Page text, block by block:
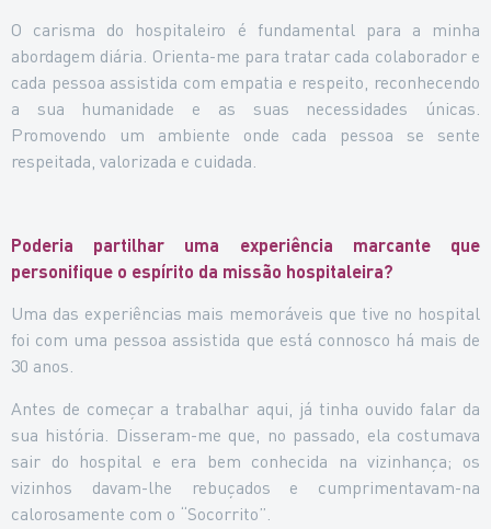
O carisma do hospitaleiro é fundamental para a minha
abordagem diária. Orienta-me para tratar cada colaborador e
cada pessoa assistida com empatia e respeito, reconhecendo
a sua humanidade e as suas necessidades únicas.
Promovendo um ambiente onde cada pessoa se sente
respeitada, valorizada e cuidada.
Poderia partilhar uma experiência marcante que
personifique o espírito da missão hospitaleira?
Uma das experiências mais memoráveis que tive no hospital
foi com uma pessoa assistida que está connosco há mais de
30 anos.
Antes de começar a trabalhar aqui, já tinha ouvido falar da
sua história. Disseram-me que, no passado, ela costumava
sair do hospital e era bem conhecida na vizinhança; os
vizinhos davam-lhe rebuçados e cumprimentavam-na
calorosamente com o “Socorrito”.